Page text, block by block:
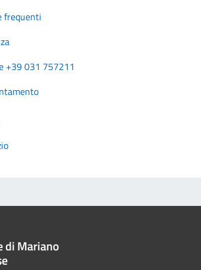
frequenti
+39 031 757211
di Mariano